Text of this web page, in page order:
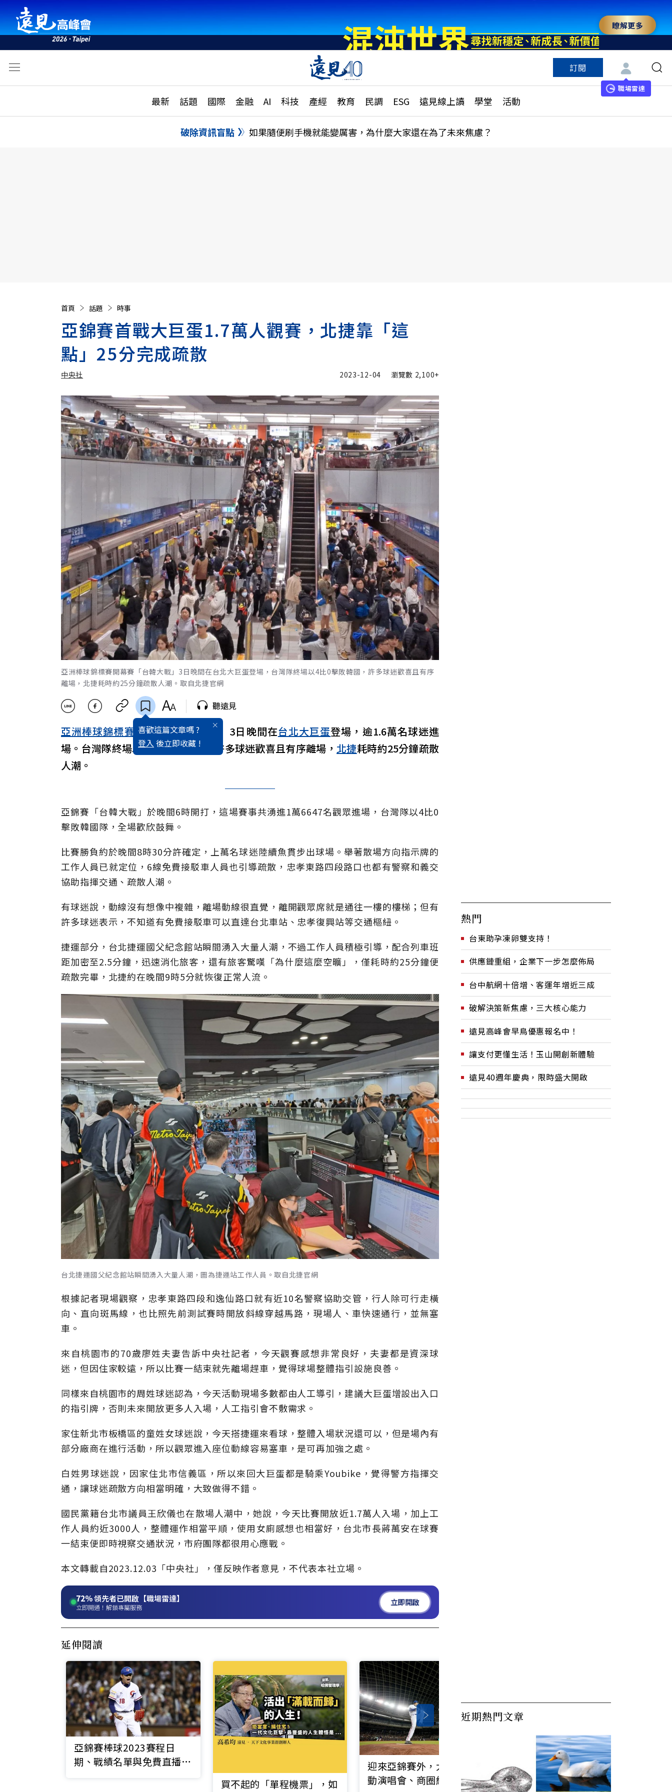
瞭解更多
訂閱
職場雷達
最新 話題 國際 金融 AI 科技 產經 教育 民調 ESG 遠見線上讀 學堂 活動
活動
話題
國際
特輯
大學升學、職涯攻略
縣市施政調查全解析
更多訂閱方案
特色頻道
破除資訊盲點 如果隨便刷手機就能變厲害，為什麼大家還在為了未來焦慮？
首頁 話題 時事
亞錦賽首戰大巨蛋1.7萬人觀賽，北捷靠「這
點」25分完成疏散
中央社
中央社 加入追蹤
2023-12-04 瀏覽數 2,100+
亞洲棒球錦標賽開幕賽「台韓大戰」3日晚間在台北大巨蛋登場，台灣隊終場以4比0擊敗韓國，許多球迷歡喜且有序
離場，北捷耗時約25分鐘疏散人潮。取自北捷官網
喜歡這篇文章嗎 ?
登入 後立即收藏 !
聽遠見
亞洲棒球錦標賽 開幕賽「台韓大戰」3日晚間在台北大巨蛋登場，逾1.6萬名球迷進
場。台灣隊終場以4比0擊敗韓國，許多球迷歡喜且有序離場，北捷耗時約25分鐘疏散
人潮。
亞錦賽「台韓大戰」於晚間6時開打，這場賽事共湧進1萬6647名觀眾進場，台灣隊以4比0
擊敗韓國隊，全場歡欣鼓舞。
比賽勝負約於晚間8時30分許確定，上萬名球迷陸續魚貫步出球場。舉著散場方向指示牌的
工作人員已就定位，6線免費接駁車人員也引導疏散，忠孝東路四段路口也都有警察和義交
協助指揮交通、疏散人潮。
有球迷說，動線沒有想像中複雜，離場動線很直覺，離開觀眾席就是通往一樓的樓梯；但有
許多球迷表示，不知道有免費接駁車可以直達台北車站、忠孝復興站等交通樞紐。
捷運部分，台北捷運國父紀念館站瞬間湧入大量人潮，不過工作人員積極引導，配合列車班
距加密至2.5分鐘，迅速消化旅客，還有旅客驚嘆「為什麼這麼空曠」，僅耗時約25分鐘便
疏散完畢，北捷約在晚間9時5分就恢復正常人流。
台北捷運國父紀念館站瞬間湧入大量人潮，圖為捷運站工作人員。取自北捷官網
根據記者現場觀察，忠孝東路四段和逸仙路口就有近10名警察協助交管，行人除可行走橫
向、直向斑馬線，也比照先前測試賽時開放斜線穿越馬路，現場人、車快速通行，並無塞
車。
來自桃園市的70歲廖姓夫妻告訴中央社記者，今天觀賽感想非常良好，夫妻都是資深球
迷，但因住家較遠，所以比賽一結束就先離場趕車，覺得球場整體指引設施良善。
同樣來自桃園市的周姓球迷認為，今天活動現場多數都由人工導引，建議大巨蛋增設出入口
的指引牌，否則未來開放更多人入場，人工指引會不敷需求。
家住新北市板橋區的童姓女球迷說，今天搭捷運來看球，整體入場狀況還可以，但是場內有
部分廠商在進行活動，所以觀眾進入座位動線容易塞車，是可再加強之處。
白姓男球迷說，因家住北市信義區，所以來回大巨蛋都是騎乘Youbike，覺得警方指揮交
通，讓球迷疏散方向相當明確，大致做得不錯。
國民黨籍台北市議員王欣儀也在散場人潮中，她說，今天比賽開放近1.7萬人入場，加上工
作人員約近3000人，整體運作相當平順，使用女廁感想也相當好，台北市長蔣萬安在球賽
一結束便即時視察交通狀況，市府團隊都很用心應戰。
本文轉載自2023.12.03「中央社」，僅反映作者意見，不代表本社立場。
72%領先者已開啟【職場雷達】
立即開通！解鎖專屬服務
立即開啟
延伸閱讀
亞錦賽棒球2023賽程日
期、戰績名單與免費直播線
買不起的「單程機票」，如
迎來亞錦賽外，大巨蛋將帶
動演唱會、商圈經濟不再
亞錦賽／王貞治對台念念不
忘，「最後一次出國」將至
大巨蛋開球
熱門
台東助孕凍卵雙支持！
供應鏈重組，企業下一步怎麼佈局
台中航網十倍增、客運年增近三成
破解決策新焦慮，三大核心能力
遠見高峰會早鳥優惠報名中！
讓支付更懂生活！玉山開創新體驗
遠見40週年慶典，限時盛大開啟
近期熱門文章